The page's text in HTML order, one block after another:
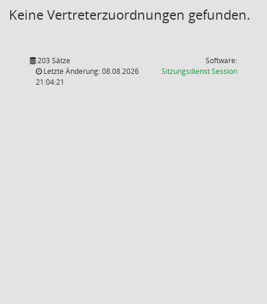
Keine Vertreterzuordnungen gefunden.
203 Sätze
Letzte Änderung: 08.08.2026
21:04:21
Software:
SitzungsdienstSession(Wird in